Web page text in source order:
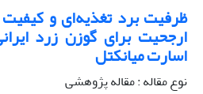
ظرفیت برد تغذیه‌ای و
ارجحیت برای گوزن زرد
اسارت میانکتل
نوع مقاله : مقاله پژوهشی